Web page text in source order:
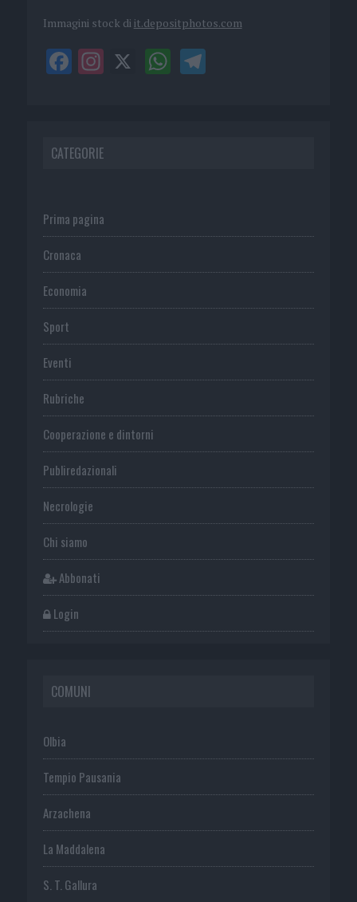
Immagini stock di it.depositphotos.com
CATEGORIE
Prima pagina
Cronaca
Economia
Sport
Eventi
Rubriche
Cooperazione e dintorni
Publiredazionali
Necrologie
Chi siamo
Abbonati
Login
COMUNI
Olbia
Tempio Pausania
Arzachena
La Maddalena
S. T. Gallura